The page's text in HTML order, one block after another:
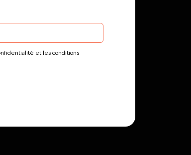
et les conditions